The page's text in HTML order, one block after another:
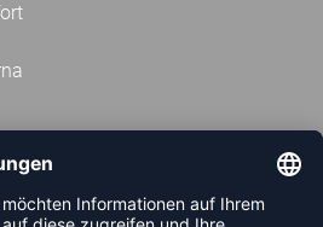
UND VERPASSE KEINE